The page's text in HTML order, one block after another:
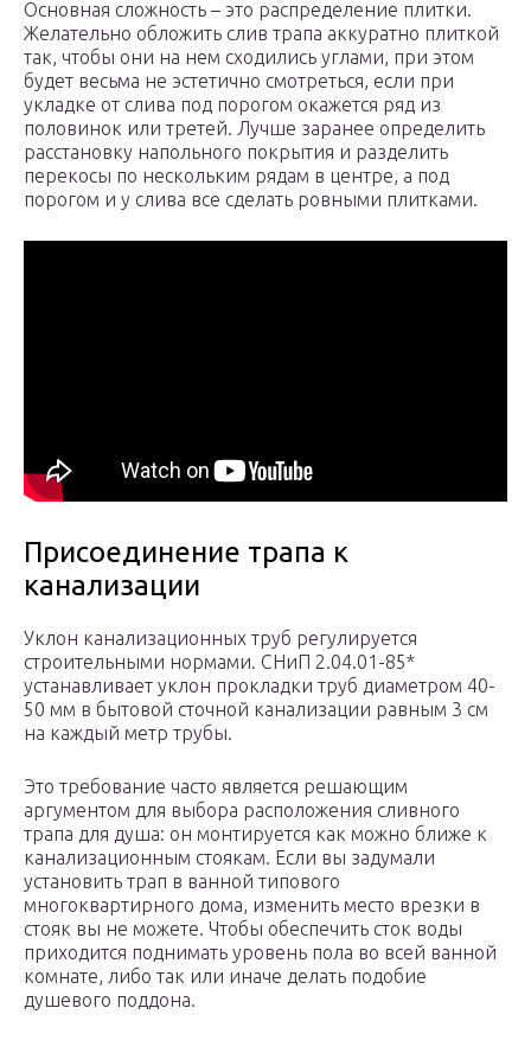
Основная сложность – это распределение плитки.
Желательно обложить слив трапа аккуратно плиткой
так, чтобы они на нем сходились углами, при этом
будет весьма не эстетично смотреться, если при
укладке от слива под порогом окажется ряд из
половинок или третей. Лучше заранее определить
расстановку напольного покрытия и разделить
перекосы по нескольким рядам в центре, а под
порогом и у слива все сделать ровными плитками.
Присоединение трапа к
канализации
Уклон канализационных труб регулируется
строительными нормами. СНиП 2.04.01-85*
устанавливает уклон прокладки труб диаметром 40-
50 мм в бытовой сточной канализации равным 3 см
на каждый метр трубы.
Это требование часто является решающим
аргументом для выбора расположения сливного
трапа для душа: он монтируется как можно ближе к
канализационным стоякам. Если вы задумали
установить трап в ванной типового
многоквартирного дома, изменить место врезки в
стояк вы не можете. Чтобы обеспечить сток воды
приходится поднимать уровень пола во всей ванной
комнате, либо так или иначе делать подобие
душевого поддона.